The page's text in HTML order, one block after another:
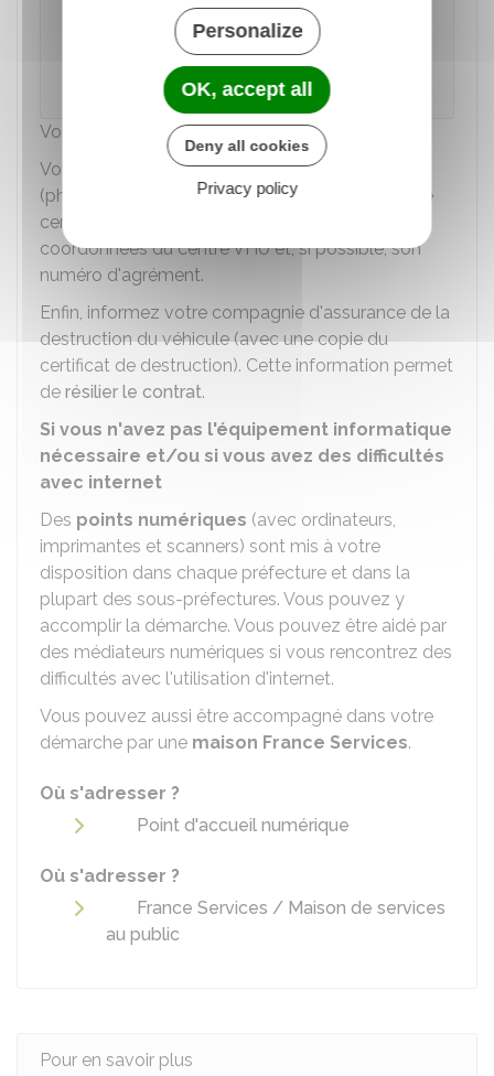
Accéder au service en ligne
Ministère chargé de l'intérieur
Vous devez vous identifier viaFrance Connect
Vous devez disposer d'une copie numérique
(photo ou scan) de l'exemplaire n°1 du formulaire
cerfa n°15776 rempli, sur lequel sont indiqués les
coordonnées du centre VHU et, si possible, son
numéro d'agrément.
Enfin, informez votre compagnie d'assurance de la
destruction du véhicule (avec une copie du
certificat de destruction). Cette information permet
de résilier le contrat.
Si vous n'avez pas l'équipement informatique
nécessaire et/ou si vous avez des difficultés
avec internet
Des points numériques (avec ordinateurs,
imprimantes et scanners) sont mis à votre
disposition dans chaque préfecture et dans la
plupart des sous-préfectures. Vous pouvez y
accomplir la démarche. Vous pouvez être aidé par
des médiateurs numériques si vous rencontrez des
difficultés avec l'utilisation d'internet.
Vous pouvez aussi être accompagné dans votre
démarche par une maison France Services.
Où s'adresser ?
Point d'accueil numérique
Où s'adresser ?
France Services / Maison de services
au public
Pour en savoir plus
Personalize
OK, accept all
Deny all cookies
Privacy policy